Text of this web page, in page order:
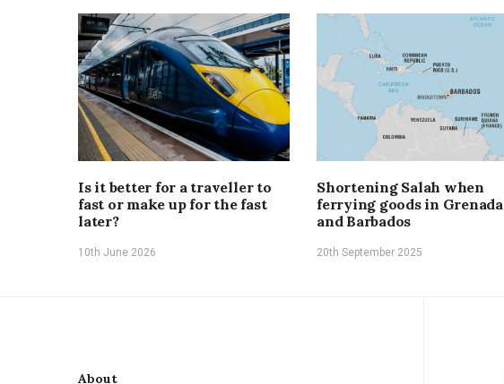
Is it better for a traveller to
fast or make up for the fast
later?
10th June 2026
Shortening Salah when
ferrying goods in Grenada
and Barbados
20th September 2025
About